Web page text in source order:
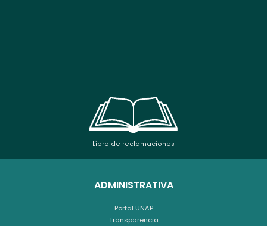
Libro de reclamaciones
ADMINISTRATIVA
Portal UNAP
Transparencia